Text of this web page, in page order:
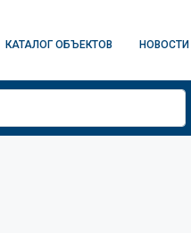
КАТАЛОГ ОБЪЕКТОВ НОВОСТИ